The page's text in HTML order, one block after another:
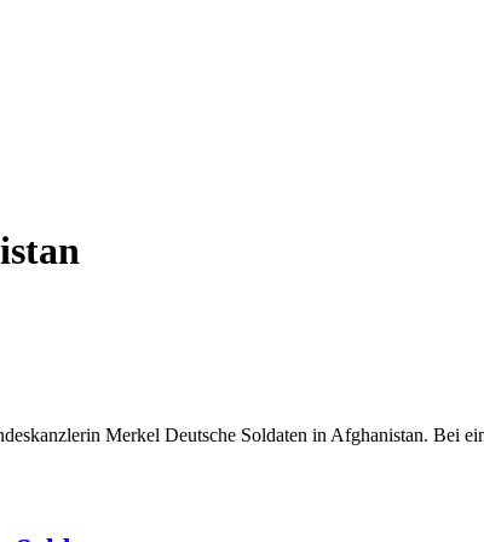
Merkel Deutsche Soldaten in Afghanistan. Bei